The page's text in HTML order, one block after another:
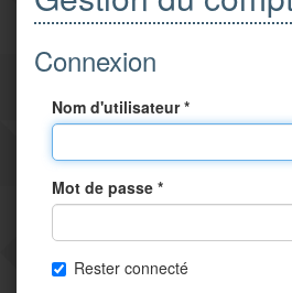
Connexion
Nom d'utilisateur *
Mot de passe *
Rester connecté